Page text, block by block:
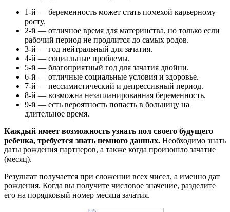
1-й — беременность может стать помехой карьерному
росту.
2-й — отличное время для материнства, но только если
рабочий период не продлится до самых родов.
3-й — год нейтральный для зачатия.
4-й — социальные проблемы.
5-й — благоприятный год для зачатия двойни.
6-й — отличные социальные условия и здоровье.
7-й — пессимистический и депрессивный период.
8-й — возможна незапланированная беременность.
9-й — есть вероятность попасть в больницу на
длительное время.
Каждый имеет возможность узнать пол своего будущего
ребенка, требуется знать немного данных. Необходимо знать
даты рождения партнеров, а также когда произошло зачатие
(месяц).
Результат получается при сложении всех чисел, а именно дат
рождения. Когда вы получите числовое значение, разделите
его на порядковый номер месяца зачатия.